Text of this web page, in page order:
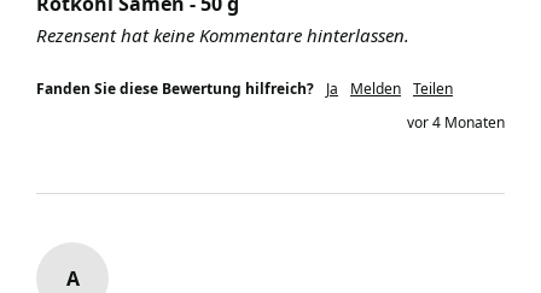
Rezensent hat keine Kommentare hinterlassen.
Fanden Sie diese Bewertung hilfreich? Ja Melden Teilen
vor 4 Monaten
A